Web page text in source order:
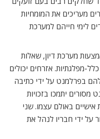
מעריכים את המומחיות
לימי חייהם למערכת
מערכת דיון, שאלות
מפלגתיות. אזרחים יכולים
בפרלמנט על ידי כתיבה
יתמכו בזכויות
באולם עצמו. שני
על ידי חבריו לנהל את